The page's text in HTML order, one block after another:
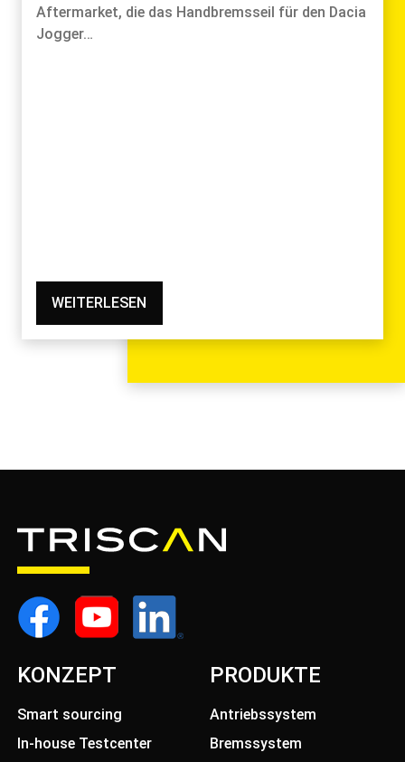
Aftermarket, die das Handbremsseil für den Dacia
Jogger…
WEITERLESEN
KONZEPT
Smart sourcing
In-house Testcenter
PRODUKTE
Antriebssystem
Bremssystem